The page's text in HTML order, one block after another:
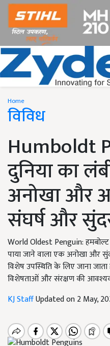
Home
विविध
Humboldt
दुनिया का
अनोखा और
संघर्ष और
World Oldest Penguin:
पाया जाने वाला एक अनोखा और
विशेष उपस्थिति के लिए जाना
विशेषताओं और संरक्षण की
KJ StaffUpdated on 2 May,